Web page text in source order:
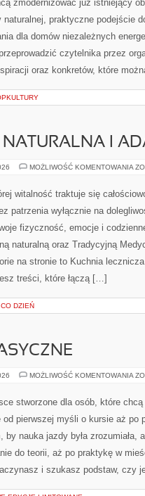
I
MOŻLIWOŚĆ KOMENTOWANIA
I
Mazurskie Domy to strona dla
drewnianym domu, planują
życia albo chcą
naturalnej, praktyczne
energetycznie. Treści powstają
organizowanie inwestycji, a
można wdrożyć […]
I
MOŻLIWOŚĆ KOMENTOWANIA
całościowo – bez dzielenia
miejsce dla osób, które chcą
fizyczność, emocje i codzienne
tych, którzy interesują się
drogą do przywracania
zdrowie) i Ciało. Na stronie
DZIEŃ